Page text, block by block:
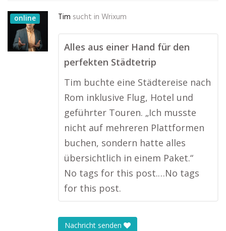
online Tim sucht in Wrixum
Alles aus einer Hand für den
perfekten Städtetrip
Tim buchte eine Städtereise nach
Rom inklusive Flug, Hotel und
geführter Touren. „Ich musste
nicht auf mehreren Plattformen
buchen, sondern hatte alles
übersichtlich in einem Paket.“
No tags for this post.…No tags
for this post.
Nachricht senden